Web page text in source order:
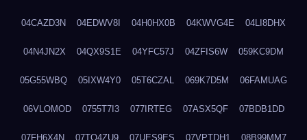
04CAZD3N 04EDWV8I 04H0HX0B 04KWVG4E 04LI8DHX
04N4JN2X 04QX9S1E 04YFC57J 04ZFIS6W 059KC9DM
05G55WBQ 05IXW4Y0 05T6CZAL 069K7D5M 06FAMUAG
06VLOMOD 0755T7I3 077IRTEG 07ASX5QF 07BDB1DD
07FH6X4N 07TQ4ZU9 07UES9ES 07VPTDH1 08B99MM7